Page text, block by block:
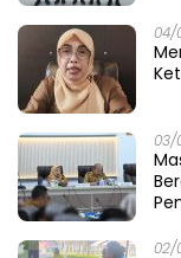
04/
03/
02/